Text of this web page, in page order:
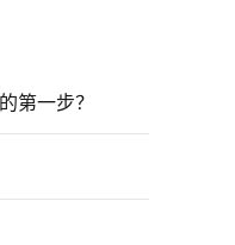
第一步？